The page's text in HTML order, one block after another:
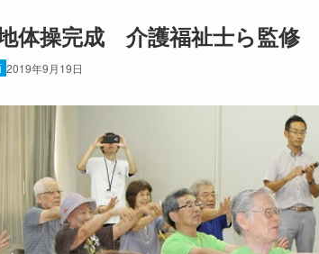
体操完成 介護福祉士ら監修
2019年9月19日